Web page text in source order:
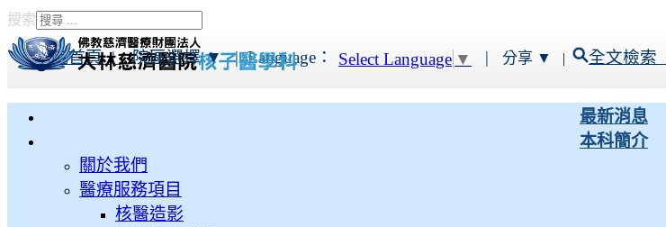
搜索
Type 2 or more characters
for results.
本院首頁 |院區選擇 ▼|Language： Select Language ▼ | 分享 ▼ | 全文檢索
最新消息
本科簡介
關於我們
醫療服務項目
核醫造影